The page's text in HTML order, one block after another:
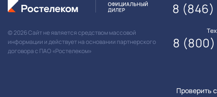
© 2026 Сайт не является средством массовой
информации и действует на основании партнерского
договора с ПАО «Ростелеком»
Проверить
8
8